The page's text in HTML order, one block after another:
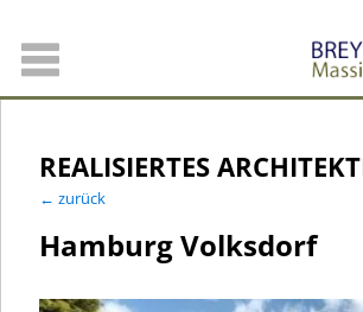
REALISIERTES
← zurück
Hamburg Volksdorf